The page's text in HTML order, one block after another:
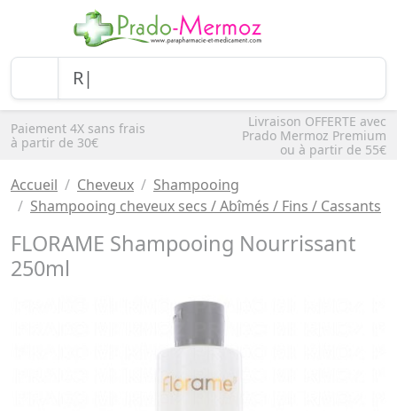
Paiement 4X sans frais
à partir de 30€
Livraison OFFERTE avec
Prado Mermoz Premium
ou à partir de 55€
Accueil Cheveux
Shampooing
Shampooing cheveux secs / Abîmés / Fins / Cassants
FLORAME Shampooing Nourrissant
250ml